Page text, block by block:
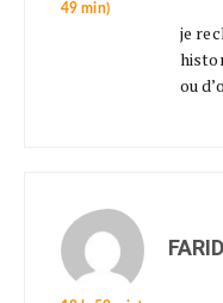
49 min)
je
ou